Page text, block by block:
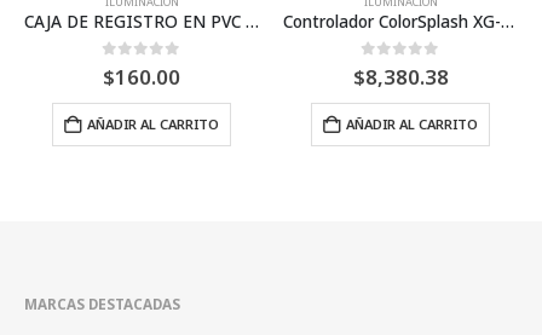
Controlador ColorSplash XG- Inter Water
0Fuera de 5
$8,380.38
AÑADIR AL CARRITO
REFLECTOR EXTRAPLANO NOVA LED COLORES RGB – INTER WATER
0 Fuera de 5
1,250.00 –$1,850.00
SELECCIONAR OPCIONES
MARCAS DESTACADAS